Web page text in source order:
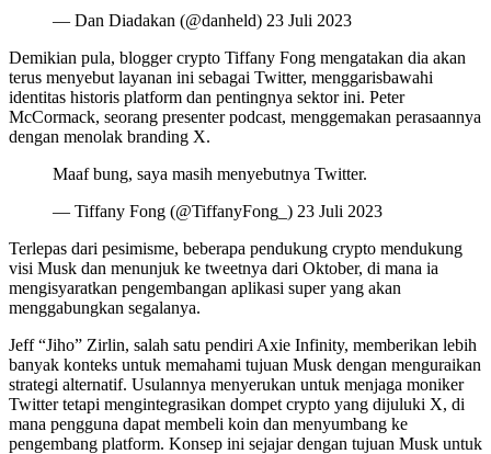
— Dan Diadakan (@danheld) 23 Juli 2023
Demikian pula, blogger crypto Tiffany Fong mengatakan dia akan
terus menyebut layanan ini sebagai Twitter, menggarisbawahi
identitas historis platform dan pentingnya sektor ini. Peter
McCormack, seorang presenter podcast, menggemakan perasaannya
dengan menolak branding X.
Maaf bung, saya masih menyebutnya Twitter.
— Tiffany Fong (@TiffanyFong_) 23 Juli 2023
Terlepas dari pesimisme, beberapa pendukung crypto mendukung
visi Musk dan menunjuk ke tweetnya dari Oktober, di mana ia
mengisyaratkan pengembangan aplikasi super yang akan
menggabungkan segalanya.
Jeff “Jiho” Zirlin, salah satu pendiri Axie Infinity, memberikan lebih
banyak konteks untuk memahami tujuan Musk dengan menguraikan
strategi alternatif. Usulannya menyerukan untuk menjaga moniker
Twitter tetapi mengintegrasikan dompet crypto yang dijuluki X, di
mana pengguna dapat membeli koin dan menyumbang ke
pengembang platform. Konsep ini sejajar dengan tujuan Musk untuk